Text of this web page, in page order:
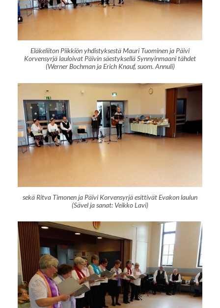
Eläkeliiton Piikkiön yhdistyksestä Mauri Tuominen ja Päivi
Korvensyrjä lauloivat Päivin säestyksellä Synnyinmaani tähdet
(Werner Bochman ja Erich Knauf, suom. Annuli)
sekä Ritva Timonen ja Päivi Korvensyrjä esittivät Evakon laulun
(Sävel ja sanat: Veikko Lavi)